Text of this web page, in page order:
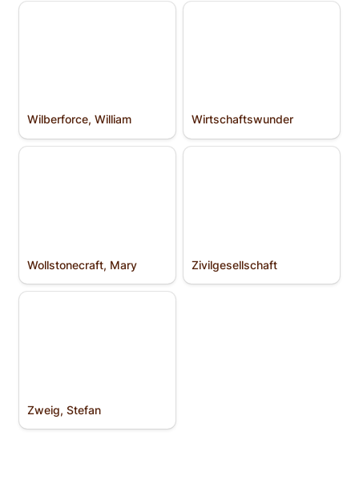
Wilberforce, William
Wilberforce, William
Wirtschafts­wunder
Wirtschafts­wunder
Wollstonecraft, Mary
Wollstonecraft, Mary
Zivilgesellschaft
Zivilgesellschaft
Zweig, Stefan
Zweig, Stefan